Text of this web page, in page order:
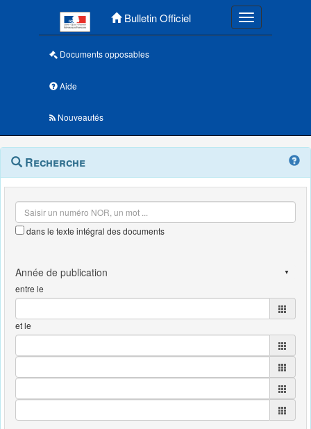
Bulletin Officiel Toggle
Documents opposables
Aide
Nouveautés
Navigation
outils
Menu
contextuel
Recherche
dans le texte intégral des documents
entre le
et le